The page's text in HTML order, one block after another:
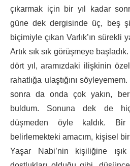
çıkarmak için bir yıl kadar
güne dek dergisinde üç, beş
biçimiyle çıkan Varlık’ın sürekli
Artık sık sık görüşmeye
dört yıl, aramızdaki ilişkinin
rahatlığa ulaştığını
sonra da onda çok yakın,
buldum. Sonuna dek de
düşmeden öyle kaldık. Bir
belirlemekteki amacım, kişisel
Yaşar Nabi’nin kişiliğine